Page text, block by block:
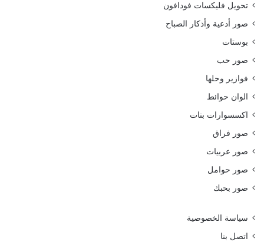
تحويل فليكسات فودافون
صور أدعية وأذكار الصباح
بوستات
صور حب
فوازير وحلها
الوان حوائط
اكسسوارات بنات
صور فراق
صور عربيات
صور حوامل
صور بحبك
سياسة الخصوصية
اتصل بنا